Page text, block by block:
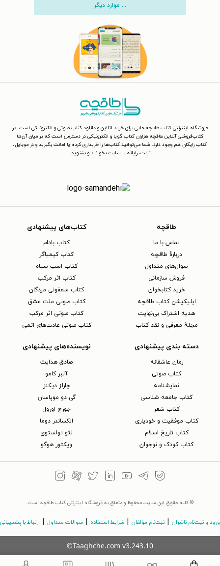
... موارد دیگر
فروشگاه اینترنتی کتاب طاقچه جایی برای خرید آنلاین و دانلود کتاب صوتی و الکترونیکی است. در
کتاب‌فروشی آنلاین طاقچه هزاران کتاب گویا و الکترونیکی در دسترس است که در میان آن‌ها
کتاب رایگان هم وجود دارد. شما می‌توانید کتاب‌ها را خریداری کرده یا امانت بگیرید و در موبایل،
تبلت، رایانه یا سایت بخوانید و بشنوید.
طاقچه
تماس با ما
دربارهٔ طاقچه
سوال‌های متداول
فروش سازمانی
خرید کتابخوان
اپلیکیشن کتاب طاقچه
هدیه اشتراک بی‌نهایت
مجلهٔ معرفی و نقد کتاب
کتاب‌های پیشنهادی
کتاب بادام
کتاب کیمیاگر
کتاب اسب سیاه
کتاب اثر مرکب
کتاب سمفونی مردگان
کتاب صوتی ملت عشق
کتاب صوتی اثر مرکب
کتاب صوتی عادت‌های اتمی
دسته بندی پیشنهادی
رمان عاشقانه
کتاب‌ صوتی
نمایشنامه
کتاب جامعه شناسی
کتاب شعر
کتاب موفقیت و خودیاری
کتاب تاریخ اسلام
کتاب کودک و نوجوان
نویسنده‌های پیشنهادی
صادق هدایت
آلبر کامو
چارلز دیکنز
گی دو موپاسان
جورج اورول
الکساندر دوما
لئو تولستوی
ویکتور هوگو
© کلیه حقوق این سایت محفوظ و متعلق به فروشگاه اینترنتی کتاب طاقچه است.
ورود و ثبت‌نام ناشران ثبت‌نام مؤلفان شرایط استفاده سوالات متداول ارتباط با پشتیبانی
©Taaghche.com v3.243.10